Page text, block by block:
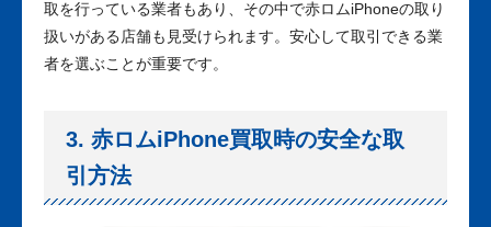
取を行っている業者もあり、その中で赤ロムiPhoneの取り
扱いがある店舗も見受けられます。安心して取引できる業
者を選ぶことが重要です。
3. 赤ロムiPhone買取時の安全な取
引方法